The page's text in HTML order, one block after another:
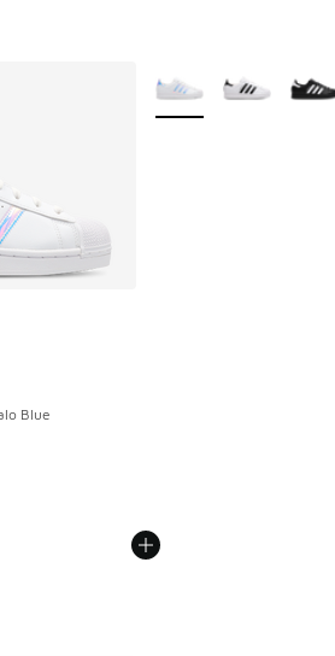
Blue
Der Preis ist von € 65,00 auf €
Weitere Farben